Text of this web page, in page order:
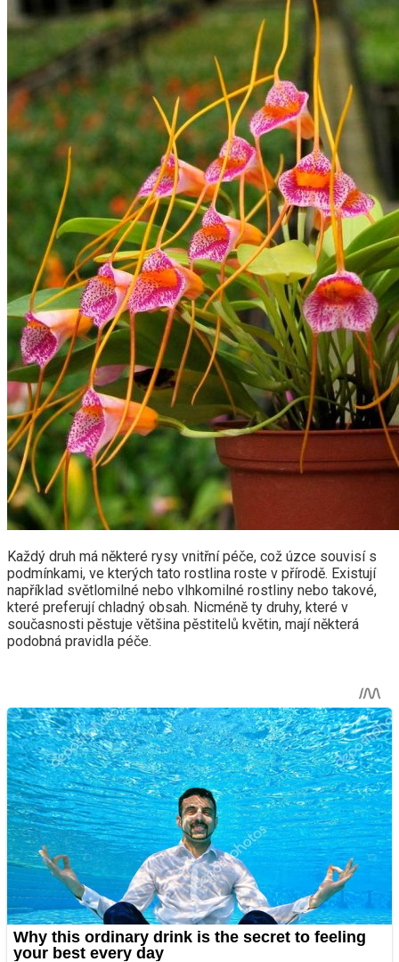
Každý druh má některé rysy vnitřní péče, což úzce souvisí s
podmínkami, ve kterých tato rostlina roste v přírodě. Existují
například světlomilné nebo vlhkomilné rostliny nebo takové,
které preferují chladný obsah. Nicméně ty druhy, které v
současnosti pěstuje většina pěstitelů květin, mají některá
podobná pravidla péče.